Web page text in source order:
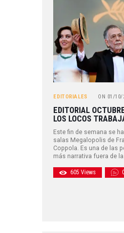
EDITORIALES ON 01/10/
EDITORIAL
LOS LOCOS
Este fin de semana se
salas Megalopolis de
Coppola. Es una de las
más narrativa fuera de
605 Views